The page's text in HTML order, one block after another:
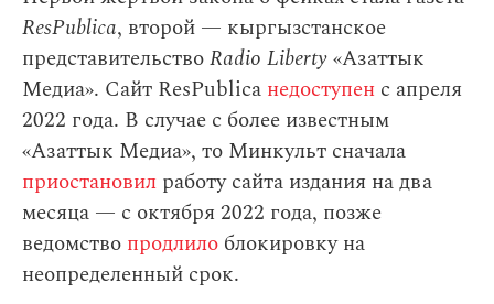
ResPublica, второй — кыргызстанское
представительствоRadio Liberty«Азаттык
Медиа». Сайт ResPublica недоступен с апреля
2022 года. В случае с более известным
«Азаттык Медиа», то Минкульт сначала
приостановил работу сайта издания на два
месяца — с октября 2022 года, позже
ведомство продлило блокировку на
неопределенный срок.